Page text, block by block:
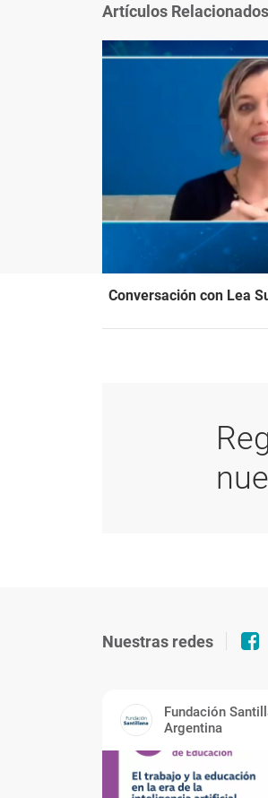
Artículos Relacionados
Conversación con Lea
Nuestras redes
Fundación
Argentina